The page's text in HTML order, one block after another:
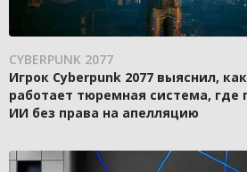
CYBERPUNK 2077
Игрок Cyberpunk 2077 выяснил,
работает тюремная система, где
ИИ без права на апелляцию